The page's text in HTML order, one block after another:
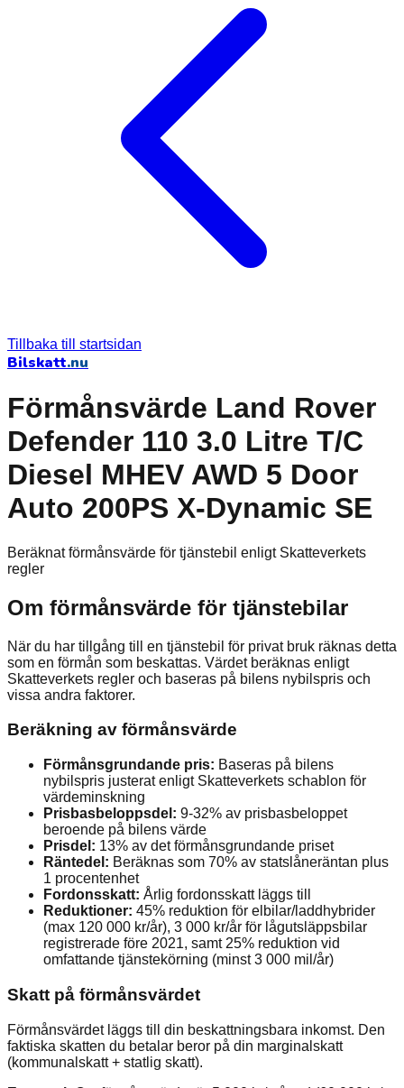
Tillbaka till startsidan
Bilskatt.nu
Förmånsvärde Land Rover
Defender 110 3.0 Litre T/C
Diesel MHEV AWD 5 Door
Auto 200PS X-Dynamic SE
Beräknat förmånsvärde för tjänstebil enligt Skatteverkets
regler
Om förmånsvärde för tjänstebilar
När du har tillgång till en tjänstebil för privat bruk räknas detta
som en förmån som beskattas. Värdet beräknas enligt
Skatteverkets regler och baseras på bilens nybilspris och
vissa andra faktorer.
Beräkning av förmånsvärde
Förmånsgrundande pris: Baseras på bilens
nybilspris justerat enligt Skatteverkets schablon för
värdeminskning
Prisbasbeloppsdel: 9-32% av prisbasbeloppet
beroende på bilens värde
Prisdel: 13% av det förmånsgrundande priset
Räntedel: Beräknas som 70% av statslåneräntan plus
1 procentenhet
Fordonsskatt: Årlig fordonsskatt läggs till
Reduktioner: 45% reduktion för elbilar/laddhybrider
(max 120 000 kr/år), 3 000 kr/år för lågutsläppsbilar
registrerade före 2021, samt 25% reduktion vid
omfattande tjänstekörning (minst 3 000 mil/år)
Skatt på förmånsvärdet
Förmånsvärdet läggs till din beskattningsbara inkomst. Den
faktiska skatten du betalar beror på din marginalskatt
(kommunalskatt + statlig skatt).